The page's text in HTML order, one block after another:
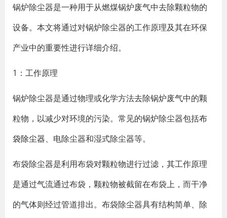
锅炉除尘器是一种用于从燃煤锅炉废气中去除颗粒物的
设备。本文将通过对锅炉除尘器的工作原理及其在环保
产业中的重要性进行详细介绍。
1：工作原理
锅炉除尘器是通过物理或化学方法去除锅炉废气中的颗
粒物，以减少对环境的污染。常见的锅炉除尘器包括布
袋除尘器、电除尘器和湿式除尘器等。
布袋除尘器是利用布袋对颗粒物进行过滤，其工作原理
是通过气流通过布袋，颗粒物被截留在布袋上，而干净
的气体则经过管道排出。布袋除尘器具有结构简单、除